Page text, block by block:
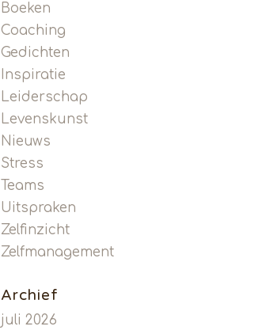
Boeken
Coaching
Gedichten
Inspiratie
Leiderschap
Levenskunst
Nieuws
Stress
Teams
Uitspraken
Zelfinzicht
Zelfmanagement
Archief
juli 2026